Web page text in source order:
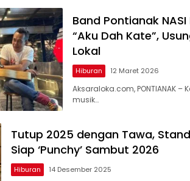
Band Pontianak NASI
“Aku Dah Kate”,
Lokal
Hiburan 12 Maret 2026
Aksaraloka.com, PONTIANAK
musik…
Tutup 2025 dengan Tawa,
Siap ‘Punchy’ Sambut 2026
Hiburan 14 Desember 2025